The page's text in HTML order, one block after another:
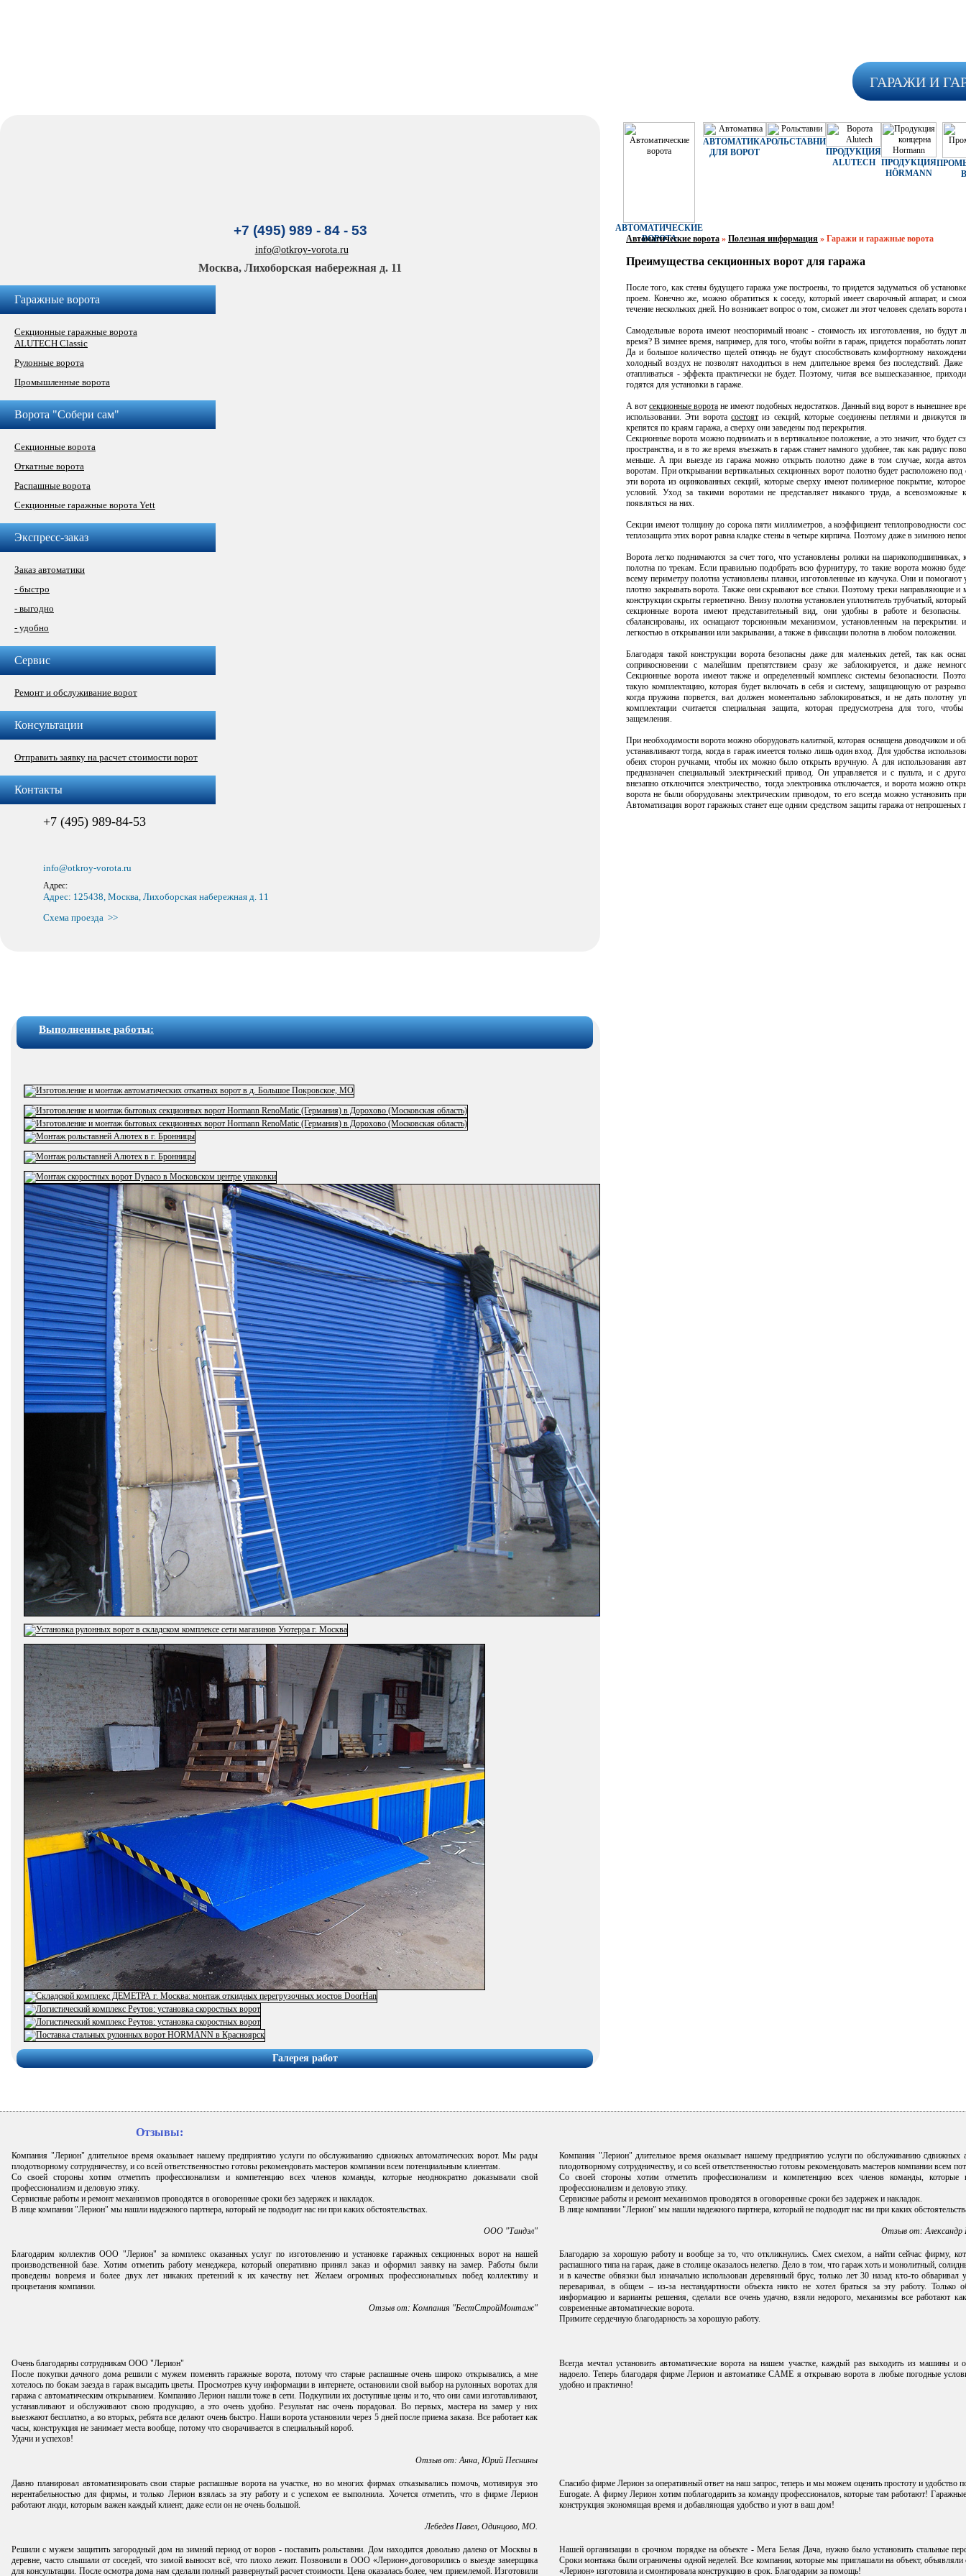
ГАРАЖИ И
+7 (495) 989 - 84 - 53
info@otkroy-vorota.ru
Москва, Лихоборская набережная д. 11
Гаражные ворота
Секционные гаражные ворота
ALUTECH Classic
Рулонные ворота
Промышленные ворота
Ворота "Собери сам"
Секционные ворота
Откатные ворота
Распашные ворота
Секционные гаражные ворота Yett
Экспресс-заказ
Заказ автоматики
- быстро
- выгодно
- удобно
Сервис
Ремонт и обслуживание ворот
Консультации
Отправить заявку на расчет стоимости ворот
Контакты
+7 (495) 989-84-53
info@otkroy-vorota.ru
Адрес:
Адрес: 125438, Москва, Лихоборская набережная д. 11
Схема проезда >>
Выполненные работы:
Галерея работ
АВТОМАТИЧЕСКИЕ
ВОРОТА
АВТОМАТИКА
ДЛЯ ВОРОТ
РОЛЬСТАВНИ
ПРОДУКЦИЯ
ALUTECH
ПРОДУКЦИЯ
HÖRMANN
Автоматические ворота » Полезная информация » Гаражи и гаражные ворота
Преимущества секционных ворот для гаража
После того, как стены будущего гаража уже построены, то придется задуматься об
проем. Конечно же, можно обратиться к соседу, который имеет сварочный аппарат, и
течение нескольких дней. Но возникает вопрос о том, сможет ли этот человек сделать ворота
Самодельные ворота имеют неоспоримый нюанс - стоимость их изготовления, но будут
время? В зимнее время, например, для того, чтобы войти в гараж, придется поработать
Да и большое количество щелей отнюдь не будут способствовать комфортному
холодный воздух не позволят находиться в нем длительное время без последствий. Даже
отапливаться - эффекта практически не будет. Поэтому, читая все вышесказанное,
годятся для установки в гараже.
А вот секционные ворота не имеют подобных недостатков. Данный вид ворот в нынешнее
использовании. Эти воротасостоят из секций, которые соединены петлями и движутся
крепятся по краям гаража, а сверху они заведены под перекрытия.
Секционные ворота можно поднимать и в вертикальное положение, а это значит, что будет
пространства, и в то же время въезжать в гараж станет намного удобнее, так как радиус
меньше. А при выезде из гаража можно открыть полотно даже в том случае, когда
воротам. При открывании вертикальных секционных ворот полотно будет расположено
эти ворота из оцинкованных секций, которые сверху имеют полимерное покрытие,
условий. Уход за такими воротами не представляет никакого труда, а всевозможные
появляться на них.
Секции имеют толщину до сорока пяти миллиметров, а коэффициент теплопроводности
теплозащита этих ворот равна кладке стены в четыре кирпича. Поэтому даже в зимнюю
Ворота легко поднимаются за счет того, что установлены ролики на шарикоподшипниках,
полотна по трекам. Если правильно подобрать всю фурнитуру, то такие ворота можно
всему периметру полотна установлены планки, изготовленные из каучука. Они и
плотно закрывать ворота. Также они скрывают все стыки. Поэтому треки направляющие и
конструкции скрыты герметично. Внизу полотна установлен уплотнитель трубчатый,
секционные ворота имеют представительный вид, они удобны в работе и
сбалансированы, их оснащают торсионным механизмом, установленным на перекрытии.
легкостью в открывании или закрывании, а также в фиксации полотна в любом положении.
Благодаря такой конструкции ворота безопасны даже для маленьких детей, так как
соприкосновении с малейшим препятствием сразу же заблокируется, и даже
Секционные ворота имеют также и определенный комплекс системы безопасности.
такую комплектацию, которая будет включать в себя и систему, защищающую от
когда пружина порвется, вал должен моментально заблокироваться, и не дать полотну
комплектации считается специальная защита, которая предусмотрена для того,
защемления.
При необходимости ворота можно оборудовать калиткой, которая оснащена доводчиком и
устанавливают тогда, когда в гараж имеется только лишь один вход. Для удобства
обеих сторон ручками, чтобы их можно было открыть вручную. А для использования
предназначен специальный электрический привод. Он управляется и с пульта, и с
внезапно отключится электричество, тогда электроника отключается, и ворота можно
ворота не были оборудованы электрическим приводом, то его всегда можно установить
Автоматизация ворот гаражных станет еще одним средством защиты гаража от непрошеных
Отзывы:
Компания "Лерион" длительное время оказывает нашему предприятию услуги по обслуживанию сдвижных автоматических ворот. Мы рады
плодотворному сотрудничеству, и со всей ответственностью готовы рекомендовать мастеров компании всем потенциальным клиентам.
Со своей стороны хотим отметить профессионализм и компетенцию всех членов команды, которые неоднократно доказывали свой
профессионализм и деловую этику.
Сервисные работы и ремонт механизмов проводятся в оговоренные сроки без задержек и накладок.
В лице компании "Лерион" мы нашли надежного партнера, который не подводит нас ни при каких обстоятельствах.
ООО "Тандэл"
Компания "Лерион" длительное время оказывает нашему предприятию услуги по обслуживанию сдвижных
плодотворному сотрудничеству, и со всей ответственностью готовы рекомендовать мастеров компании всем
Со своей стороны хотим отметить профессионализм и компетенцию всех членов команды, которые
профессионализм и деловую этику.
Сервисные работы и ремонт механизмов проводятся в оговоренные сроки без задержек и накладок.
В лице компании "Лерион" мы нашли надежного партнера, который не подводит нас ни при каких
Отзыв от: Александр
Благодарим коллектив ООО "Лерион" за комплекс оказанных услуг по изготовлению и установке гаражных секционных ворот на нашей
производственной базе. Хотим отметить работу менеджера, который оперативно принял заказ и оформил заявку на замер. Работы были
проведены вовремя и более двух лет никаких претензий к их качеству нет. Желаем огромных профессиональных побед коллективу и
процветания компании.
Отзыв от: Компания "БестСтройМонтаж"
Благодарю за хорошую работу и вообще за то, что откликнулись. Смех смехом, а найти сейчас фирму,
распашного типа на гараж, даже в столице оказалось нелегко. Дело в том, что гараж хоть и монолитный,
и в качестве обвязки был изначально использован деревянный брус, только лет 30 назад кто-то
переваривал, в общем – из-за нестандартности объекта никто не хотел браться за эту работу. Только
информацию и варианты решения, сделали все очень удачно, взяли недорого, механизмы все работают
современные автоматические ворота.
Примите сердечную благодарность за хорошую работу.
Очень благодарны сотрудникам ООО "Лерион"
После покупки дачного дома решили с мужем поменять гаражные ворота, потому что старые распашные очень широко открывались, а мне
хотелось по бокам заезда в гараж высадить цветы. Просмотрев кучу информации в интернете, остановили свой выбор на рулонных воротах для
гаража с автоматическим открыванием. Компанию Лерион нашли тоже в сети. Подкупили их доступные цены и то, что они сами изготавливают,
устанавливают и обслуживают свою продукцию, а это очень удобно. Результат нас очень порадовал. Во первых, мастера на замер у них
выезжают бесплатно, а во вторых, ребята все делают очень быстро. Наши ворота установили через 5 дней после приема заказа. Все работает как
часы, конструкция не занимает места вообще, потому что сворачивается в специальный короб.
Удачи и успехов!
Отзыв от: Анна, Юрий Песнины
Всегда мечтал установить автоматические ворота на нашем участке, каждый раз выходить из машины и
надоело. Теперь благодаря фирме Лерион и автоматике CAME я открываю ворота в любые погодные
удобно и практично!
Давно планировал автоматизировать свои старые распашные ворота на участке, но во многих фирмах отказывались помочь, мотивируя это
нерентабельностью для фирмы, и только Лерион взялась за эту работу и с успехом ее выполнила. Хочется отметить, что в фирме Лерион
работают люди, которым важен каждый клиент, даже если он не очень большой.
Лебедев Павел, Одинцово, МО.
Спасибо фирме Лерион за оперативный ответ на наш запрос, теперь и мы можем оценить простоту и удобство
Eurogate. А фирму Лерион хотим поблагодарить за команду профессионалов, которые там работают!
конструкция экономящая время и добавляющая удобство и уют в ваш дом!
Решили с мужем защитить загородный дом на зимний период от воров - поставить рольставни. Дом находится довольно далеко от Москвы в
деревне, часто слышали от соседей, что зимой выносят всё, что плохо лежит. Позвонили в ООО «Лерион»,договорились о выезде замерщика
для консультации. После осмотра дома нам сделали полный развернутый расчет стоимости. Цена оказалась более, чем приемлемой. Изготовили
Нашей организации в срочном порядке на объекте - Мега Белая Дача, нужно было установить стальные
Сроки монтажа были ограничены одной неделей. Все компании, которые мы приглашали на объект,
«Лерион» изготовила и смонтировала конструкцию в срок. Благодарим за помощь!